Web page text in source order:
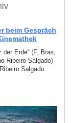
beim Gespräch
Erde“ (F, Bras,
Ribeiro Salgado)
Salgado